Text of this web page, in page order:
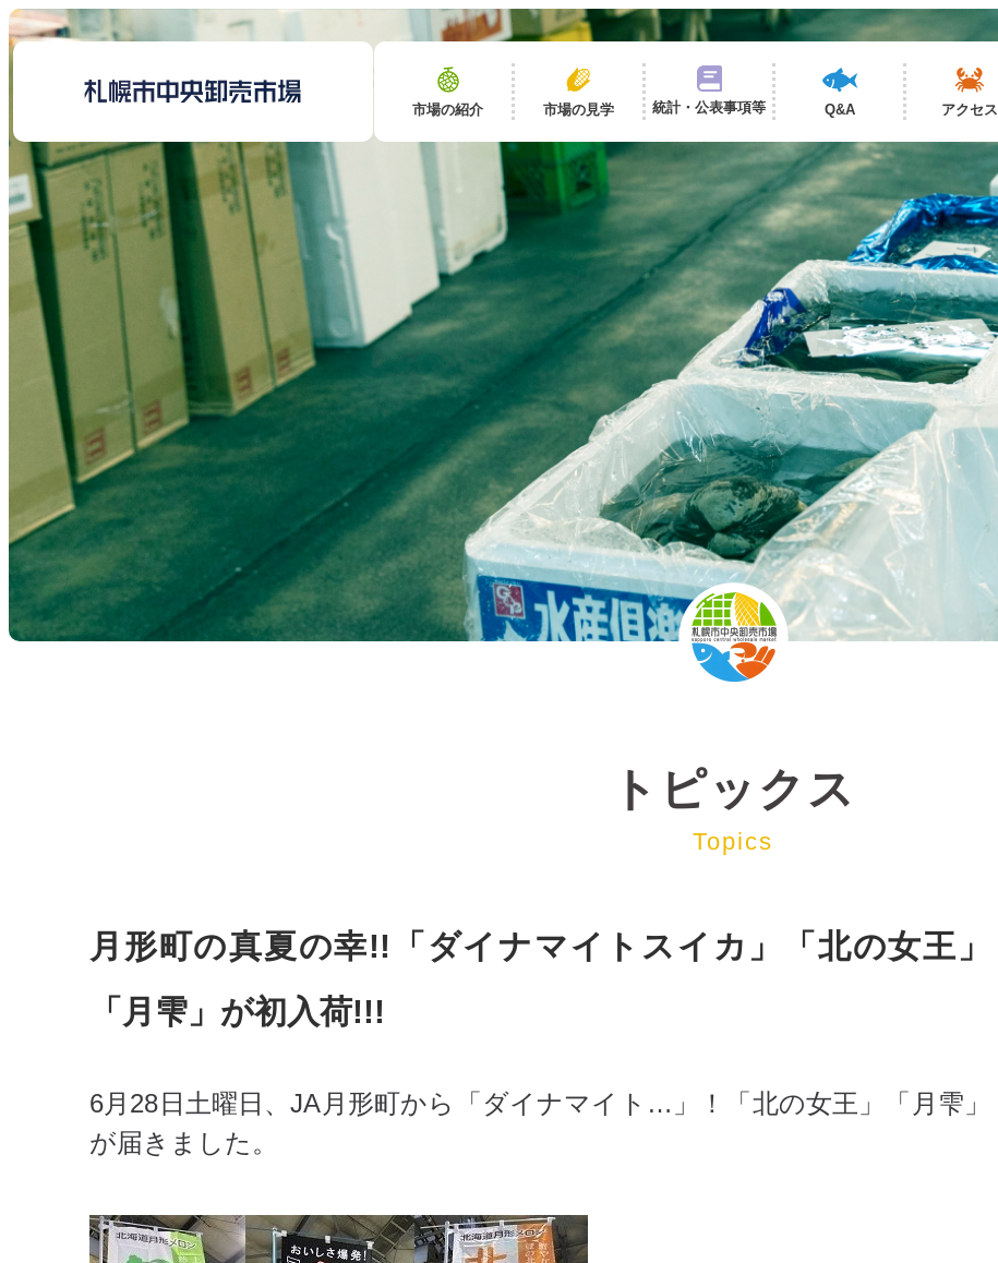
市場の紹介 市場の見学 統計・公表事項等 Q&A アクセス
トピックス
Topics
月形町の真夏の幸!!「ダイナマイトスイカ」「北の女王」
「月雫」が初入荷!!!
6月28日土曜日、JA月形町から「ダイナマイト…」！「北の女王」「月雫」
が届きました。